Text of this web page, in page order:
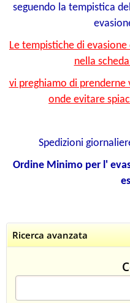
SINCRONIZZATI CON NOI
PAGAMENTI
seguendo la tempistica
Le tempistiche di
nella
vi preghiamo di
onde evitare
Spedizioni
Ordine Minimo per l'
Ricerca avanzata